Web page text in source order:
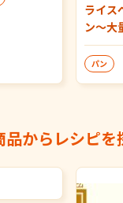
ライス
ン～大
パン
品からレシピを